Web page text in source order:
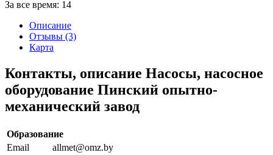
За все время: 14
Описание
Отзывы (3)
Карта
Контакты, описание Насосы, насосное
оборудование Пинский опытно-
механический завод
Образование
Email
allmet@omz.by